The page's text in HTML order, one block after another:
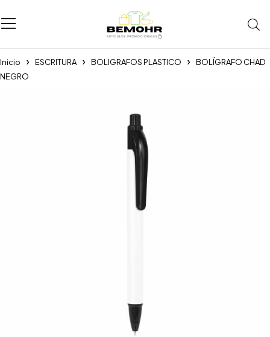
Inicio ESCRITURA BOLIGRAFOS PLASTICO
BOLÍGRAFO CHAD
NEGRO